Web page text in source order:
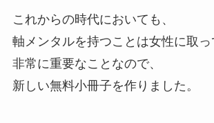
これからの時代においても、
軸メンタルを持つことは女性に取っ
非常に重要なことなので、
新しい無料小冊子を作りました。